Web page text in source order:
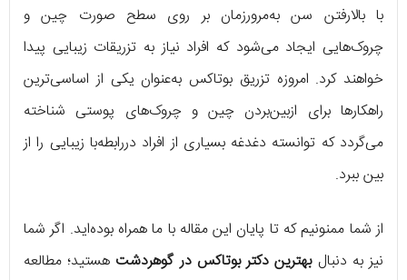
با بالارفتن سن به‌مرورزمان بر روی سطح صورت چین و
چروک‌هایی ایجاد می‌شود که افراد نیاز به تزریقات زیبایی پیدا
خواهند کرد. امروزه تزریق بوتاکس به‌عنوان یکی از اساسی‌ترین
راهکارها برای ازبین‌بردن چین و چروک‌های پوستی شناخته
می‌گردد که توانسته دغدغه بسیاری از افراد دررابطه‌با زیبایی را از
بین ببرد.
از شما ممنونیم که تا پایان این مقاله با ما همراه بوده‌اید. اگر شما
نیز به دنبالبهترین دکتر بوتاکس در گوهردشت هستید؛ مطالعه